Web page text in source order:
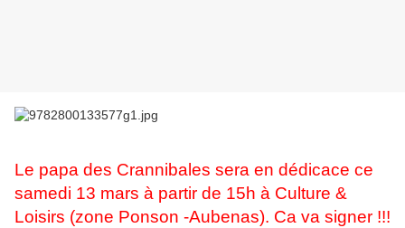
Le papa des Crannibales sera en dédicace ce
samedi 13 mars à partir de 15h à Culture &
Loisirs (zone Ponson -Aubenas). Ca va signer !!!